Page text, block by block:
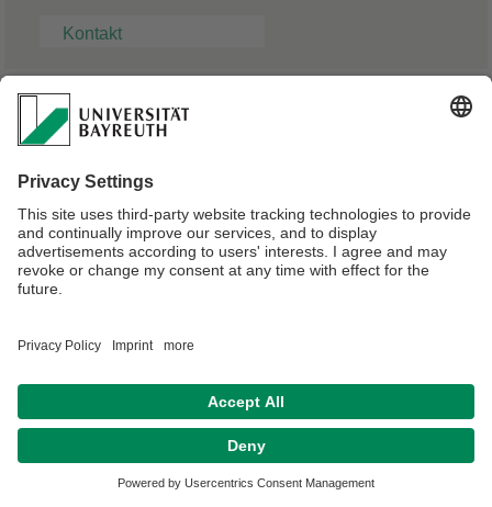
Kontakt
Doktorand
Verantwortlich für die Redaktion:Angelika Maier-Raithel
Impressum Hausordnung